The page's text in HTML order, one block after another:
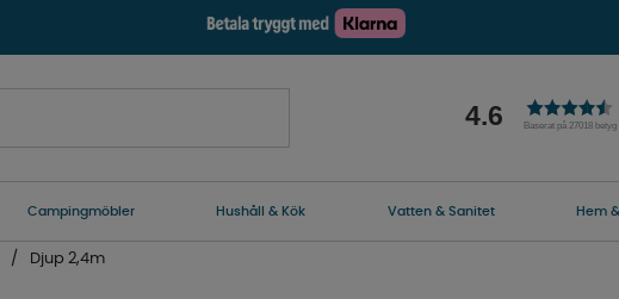
4.6 Baserat på 27018 betyg
Campingmöbler Hushåll & Kök Vatten & Sanitet Hem
Djup 2,4m